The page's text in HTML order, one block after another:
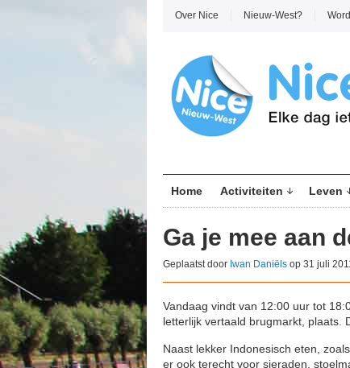
Over Nice Nieuw-West?
Home Activiteiten Leven
Ga je mee aan
Geplaatst door Iwan Daniëls op 31 juli
Vandaag vindt van 12:00 uur tot
letterlijk vertaald brugmarkt, plaats.
Naast lekker Indonesisch eten,
er ook terecht voor sieraden,